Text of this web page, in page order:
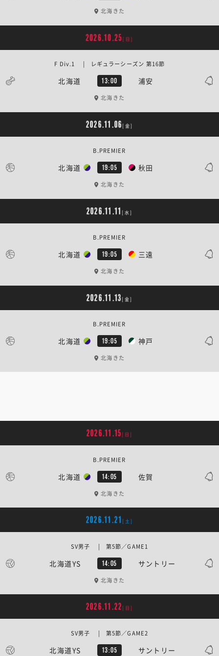
北海きた
2026.10.25[日]
北海道 13:00 浦安
F Div.1 | レギュラーシーズン 第16節
北海きた
2026.11.06 [金]
北海道 19:05 秋田
B.PREMIER
北海きた
2026.11.11 [水]
北海道 19:05 三遠
B.PREMIER
北海きた
2026.11.13 [金]
北海道 19:05 神戸
B.PREMIER
北海きた
2026.11.15 [日]
北海道 14:05 佐賀
B.PREMIER
北海きた
2026.11.21 [土]
北海道YS 14:05 サントリー
SV男子 | 第5節／GAME1
北海きた
2026.11.22 [日]
北海道YS 13:05 サントリー
SV男子 | 第5節／GAME2